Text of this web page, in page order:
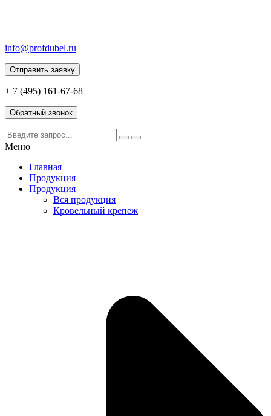
info@profdubel.ru
Отправить заявку
+ 7 (495) 161-67-68
Обратный звонок
Меню
Главная
Продукция
Продукция
Вся продукция
Кровельный крепеж